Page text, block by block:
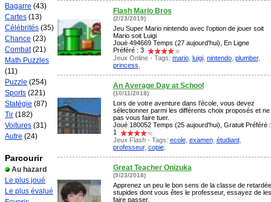
Bagarre (43)
Cartes (13)
Célébrités (35)
Chance (23)
Combat(21)
Math Puzzles
(11)
Puzzle (254)
Sports (221)
Statégie (87)
Tir (182)
Voitures (31)
Autre (24)
Parcourir
Au hazard
Le plus joué
Le plus évalué
Flash Mario Bros
(2/23/2019)
Jeu Super Mario nintendo avec l’option de jouer soit
Mario soit Luigi
Joué 494669 Temps (27 aujourd'hui), En Ligne
Préféré : 3
Jeux Online - Tags: mario, luigi, nintendo, plumber,
princess
An Average Day at School
(10/11/2018)
Lors de votre aventure dans l’école, vous devez
sélectionner parmi les différents choix proposés et ne
pas vous faire tuer.
Joué 180052 Temps (25 aujourd'hui), Gratuit Préféré :
1
Jeux Flash - Tags: ecole, examen, étudiant,
professeur, copie,
Great Teacher Onizuka
(9/23/2018)
Apprenez un peu le bon sens de la classe de retardée
stupides dont vous êtes le professeur, essayez de les
faire passer.